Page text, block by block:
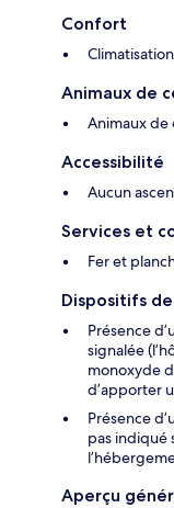
Confort
Climatisation
Animaux de
Animaux de
Accessibilité
Aucun
Services et
Fer et
Dispositifs
Présence
signalée
monoxyde
d’apporter
Présence
pas indiqué
Aperçu